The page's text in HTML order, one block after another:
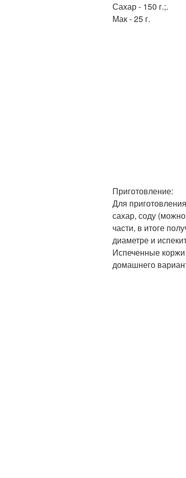
Сахар - 150 г.;.
Мак - 25 г.
Приготовление:
Для
сахар, соду
части, в итоге
диаметре и
Испеченные
домашнего